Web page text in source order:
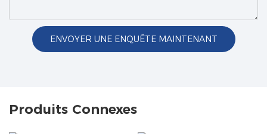
ENVOYER UNE ENQUÊTE MAINTENANT
Produits Connexes